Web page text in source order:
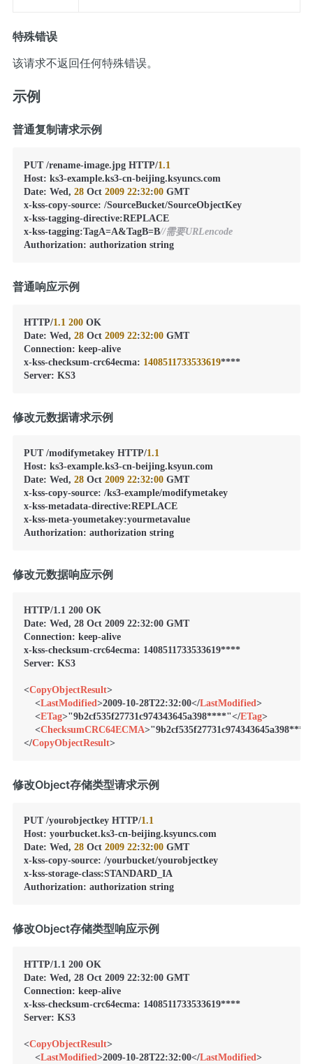
特殊错误
该请求不返回任何特殊错误。
示例
普通复制请求示例
PUT /rename-image.jpg HTTP/1.1
Host: ks3-example.ks3-cn-beijing.ksyuncs.com
Date: Wed, 28 Oct 2009 22:32:00 GMT
x-kss-copy-source: /SourceBucket/SourceObjectKey
x-kss-tagging-directive:REPLACE
x-kss-tagging:TagA=A&TagB=B//需要URLencode
Authorization: authorization string
普通响应示例
HTTP/1.1 200 OK
Date: Wed, 28 Oct 2009 22:32:00 GMT
Connection: keep-alive
x-kss-checksum-crc64ecma: 1408511733533619****
Server: KS3
修改元数据请求示例
PUT /modifymetakey HTTP/1.1
Host: ks3-example.ks3-cn-beijing.ksyun.com
Date: Wed, 28 Oct 2009 22:32:00 GMT
x-kss-copy-source: /ks3-example/modifymetakey
x-kss-metadata-directive:REPLACE
x-kss-meta-youmetakey:yourmetavalue
Authorization: authorization string
修改元数据响应示例
HTTP/1.1 200 OK
Date: Wed, 28 Oct 2009 22:32:00 GMT
Connection: keep-alive
x-kss-checksum-crc64ecma: 1408511733533619****
Server: KS3
<CopyObjectResult>
<LastModified>2009-10-28T22:32:00</LastModified>
<ETag>"9b2cf535f27731c974343645a398****"</ETag>
<ChecksumCRC64ECMA>
</CopyObjectResult>
修改Object存储类型请求示例
PUT /yourobjectkey HTTP/1.1
Host: yourbucket.ks3-cn-beijing.ksyuncs.com
Date: Wed, 28 Oct 2009 22:32:00 GMT
x-kss-copy-source: /yourbucket/yourobjectkey
x-kss-storage-class:STANDARD_IA
Authorization: authorization string
修改Object存储类型响应示例
HTTP/1.1 200 OK
Date: Wed, 28 Oct 2009 22:32:00 GMT
Connection: keep-alive
x-kss-checksum-crc64ecma: 1408511733533619****
Server: KS3
<CopyObjectResult>
<LastModified>2009-10-28T22:32:00</LastModified>